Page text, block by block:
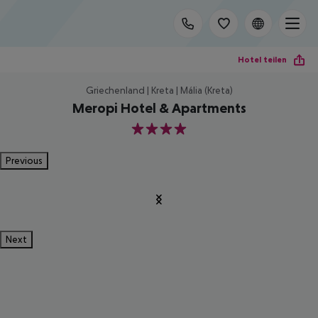
Hotel teilen
Griechenland | Kreta | Mália (Kreta)
Meropi Hotel & Apartments
4
Previous
Next